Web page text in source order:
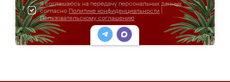
Я соглашаюсь на передачу персональных данных
согласно Политике конфиденциальности
Пользовательскому соглашению